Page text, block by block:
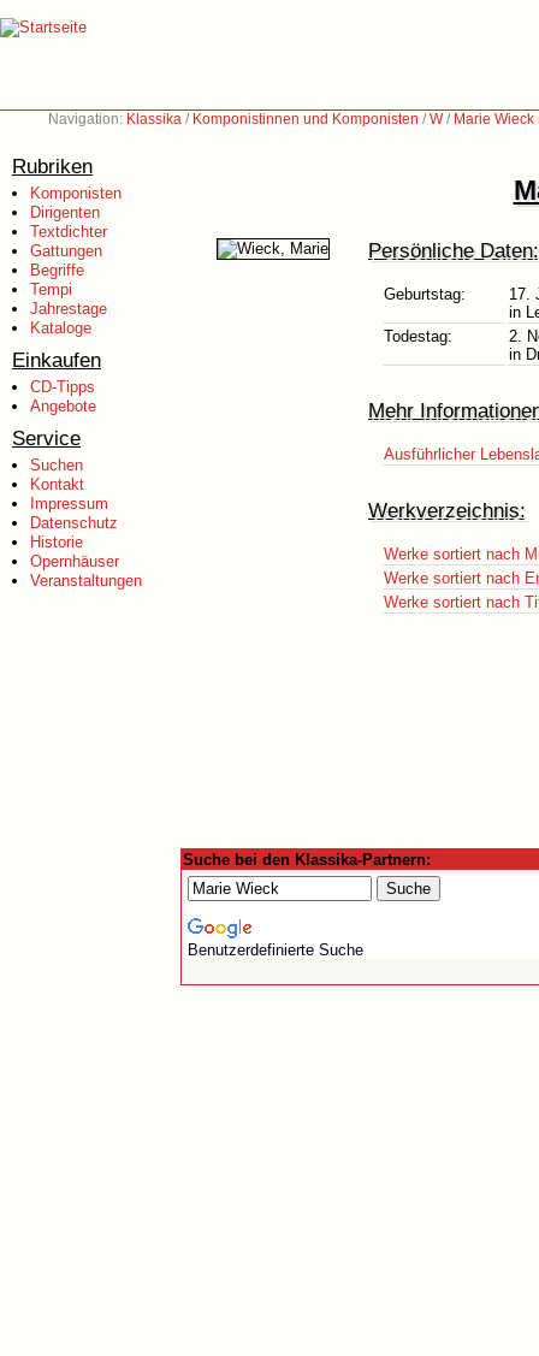
Navigation: Klassika / Komponistinnen und Komponisten /W/ Marie
Rubriken
Komponisten
Dirigenten
Textdichter
Gattungen
Begriffe
Tempi
Jahrestage
Kataloge
Einkaufen
CD-Tipps
Angebote
Service
Suchen
Kontakt
Impressum
Datenschutz
Historie
Opernhäuser
Veranstaltungen
Persönliche Daten:
Geburtstag:
17.
in
Todestag:
2.
in
Mehr
Ausführlicher
Werkverzeichnis:
Werke sortiert nach
Werke sortiert nach
Werke sortiert nach
Suche bei den Klassika-Partnern:
Benutzerdefinierte Suche